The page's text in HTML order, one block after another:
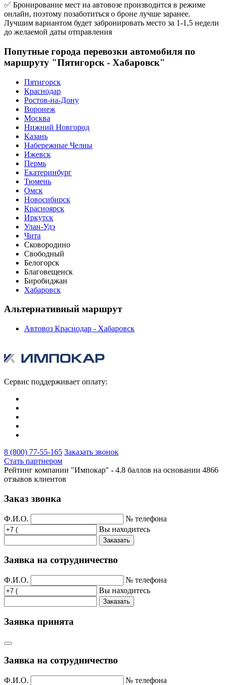
✅ Бронирование мест на автовозе производится в режиме
онлайн, поэтому позаботиться о броне лучше заранее.
Лучшим вариантом будет забронировать место за 1-1,5 недели
до желаемой даты отправления
Попутные города перевозки автомобиля по
маршруту "Пятигорск - Хабаровск"
Пятигорск
Краснодар
Ростов-на-Дону
Воронеж
Москва
Нижний Новгород
Казань
Набережные Челны
Ижевск
Пермь
Екатеринбург
Тюмень
Омск
Новосибирск
Красноярск
Иркутск
Улан-Удэ
Чита
Сковородино
Свободный
Белогорск
Благовещенск
Биробиджан
Хабаровск
Альтернативный маршрут
Автовоз Краснодар - Хабаровск
Сервис поддерживает оплату:
8 (800) 77-55-165 Заказать звонок
Стать партнером
Рейтинг компании "Импокар" - 4.8 баллов на основании 4866
отзывов клиентов
Заказ звонка
Ф.И.О.
№ телефона
Вы находитесь
Заказать
Заявка на сотрудничество
Ф.И.О.
№ телефона
Вы находитесь
Заказать
Заявка принята
Заявка на сотрудничество
Ф.И.О.
№ телефона